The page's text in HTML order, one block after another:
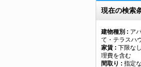
現在の検索
建物種別
ア
て・テラスハ
家賃
下限な
理費を含む
間取り
指定